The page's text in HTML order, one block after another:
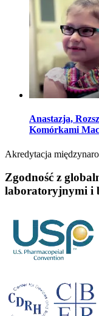
Anastazja,
Komórkami
Akredytacja
Zgodność z
laboratoryjnymi i